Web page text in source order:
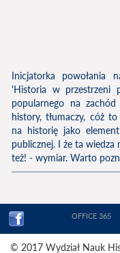
Inicjatorka powołania
'Historia w przestrzeni
popularnego na
history, tłumaczy, cóż
na historię jako
publicznej. I że ta wiedza
też! - wymiar. Warto
OFFICE 365
© 2017 Wydział Nauk